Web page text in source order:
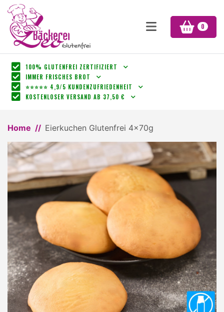
0
100% GLUTENFREI ZERTIFIZIERT
IMMER FRISCHES BROT
⭐⭐⭐⭐⭐ 4,9/5 KUNDENZUFRIEDENHEIT
KOSTENLOSER VERSAND AB 37,50 €
Home Eierkuchen Glutenfrei 4x70g